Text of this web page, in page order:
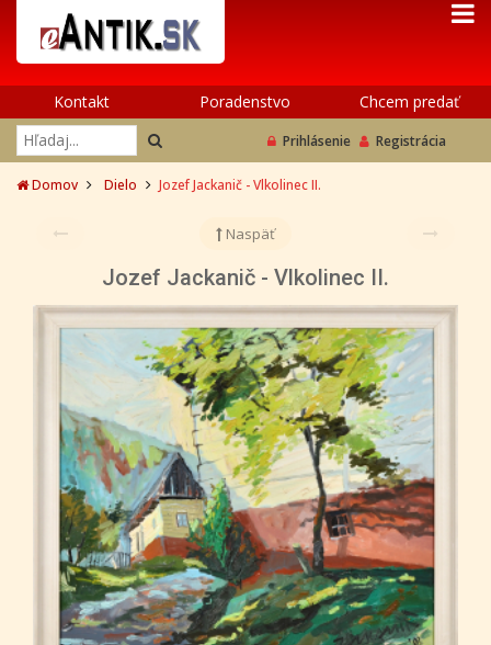
Kontakt Poradenstvo Chcem predať
Prihlásenie Registrácia
Domov Dielo Jozef Jackanič - Vlkolinec II.
Naspäť
Jozef Jackanič - Vlkolinec II.